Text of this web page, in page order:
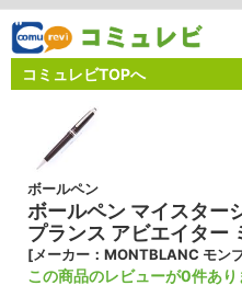
コミュレビTOPへ
ボールペン
ボールペン マイスター
プランス アビエイター
[メーカー：MONTBLANC モン
この商品のレビューが0件あり